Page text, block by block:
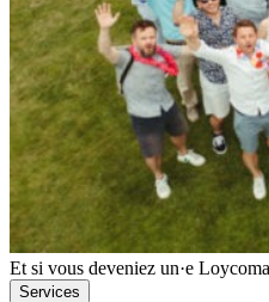
Et si vous deveniez un·e
Services